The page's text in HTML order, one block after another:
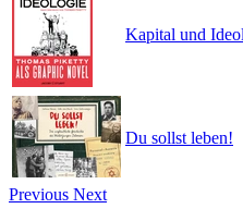
Kapital und
Du sollst leben!
Previous Next